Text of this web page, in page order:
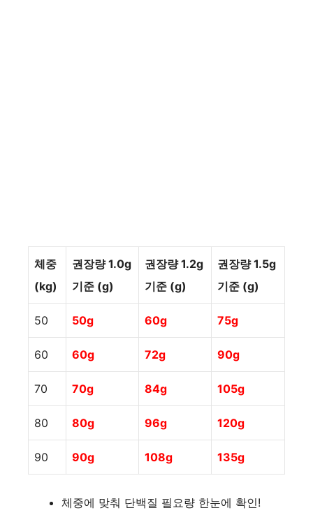
체중
(kg)
권장량 1.0g
기준 (g)
권장량 1.2g
기준 (g)
권장량 1.5g
기준 (g)
50 50g 60g 75g
60 60g 72g 90g
70 70g 84g 105g
80 80g 96g 120g
90 90g 108g 135g
체중에 맞춰 단백질 필요량 한눈에 확인!